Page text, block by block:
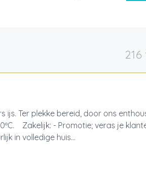
ijs. Ter plekke bereid, door ons
Zakelijk: - Promotie; veras je
in volledige huis...